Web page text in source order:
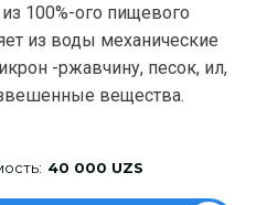
100%-ого пищевого
из воды механические
-ржавчину, песок, ил,
вещества.
40 000 UZS